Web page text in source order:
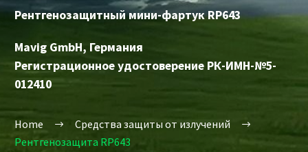
Рентгенозащитный мини-фартук RP643
Mavig GmbH, Германия
Регистрационное удостоверение РК-ИМН-№5-
012410
Home
Средства защиты от излучений
Рентгенозащита RP643